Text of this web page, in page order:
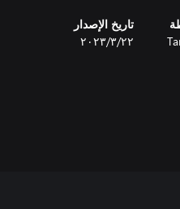
تاريخ الإصدار
٢٢‏/٣‏/٢٠٢٣